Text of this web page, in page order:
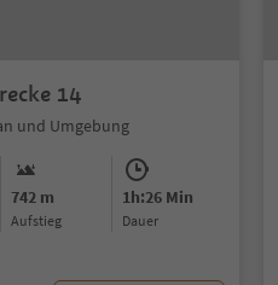
14
und Umgebung
742 m
Aufstieg
1h:26 Min
Dauer